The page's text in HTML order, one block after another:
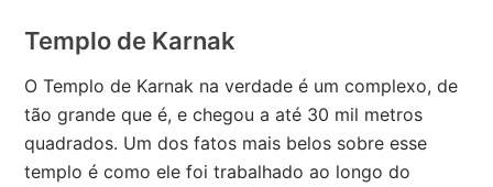
Templo de Karnak
O Templo de Karnak na verdade é um complexo, de
tão grande que é, e chegou a até 30 mil metros
quadrados. Um dos fatos mais belos sobre esse
templo é como ele foi trabalhado ao longo do